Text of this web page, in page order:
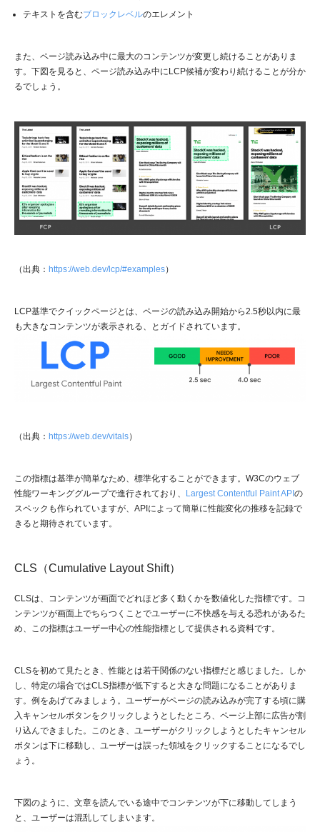
テキストを含むブロックレベルのエレメント
また、ページ読み込み中に最大のコンテンツが変更し続けることがありま
す。下図を見ると、ページ読み込み中にLCP候補が変わり続けることが分か
るでしょう。
（出典： https://web.dev/lcp/#examples）
LCP基準でクイックページとは、ページの読み込み開始から2.5秒以内に最
も大きなコンテンツが表示される、とガイドされています。
（出典： https://web.dev/vitals）
この指標は基準が簡単なため、標準化することができます。W3Cのウェブ
性能ワーキンググループで進行されており、 Largest Contentful Paint APIの
スペックも作られていますが、APIによって簡単に性能変化の推移を記録で
きると期待されています。
CLS（Cumulative Layout Shift）
CLSは、コンテンツが画面でどれほど多く動くかを数値化した指標です。コ
ンテンツが画面上でちらつくことでユーザーに不快感を与える恐れがあるた
め、この指標はユーザー中心の性能指標として提供される資料です。
CLSを初めて見たとき、性能とは若干関係のない指標だと感じました。しか
し、特定の場合ではCLS指標が低下すると大きな問題になることがありま
す。例をあげてみましょう。ユーザーがページの読み込みが完了する頃に購
入キャンセルボタンをクリックしようとしたところ、ページ上部に広告が割
り込んできました。このとき、ユーザーがクリックしようとしたキャンセル
ボタンは下に移動し、ユーザーは誤った領域をクリックすることになるでし
ょう。
下図のように、文章を読んでいる途中でコンテンツが下に移動してしまう
と、ユーザーは混乱してしまいます。